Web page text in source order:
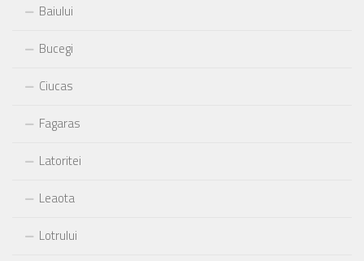
Baiului
Bucegi
Ciucas
Fagaras
Latoritei
Leaota
Lotrului